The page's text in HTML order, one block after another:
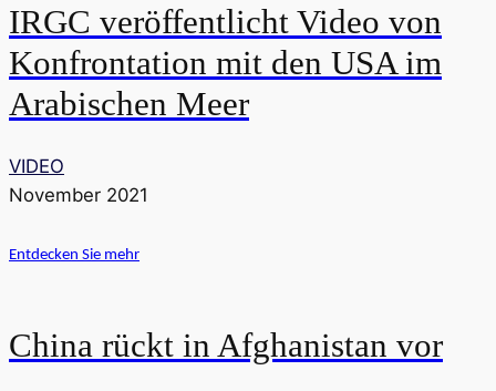
IRGC veröffentlicht Video von
Konfrontation mit den USA im
Arabischen Meer
VIDEO
November 2021
Entdecken Sie mehr
China rückt in Afghanistan vor